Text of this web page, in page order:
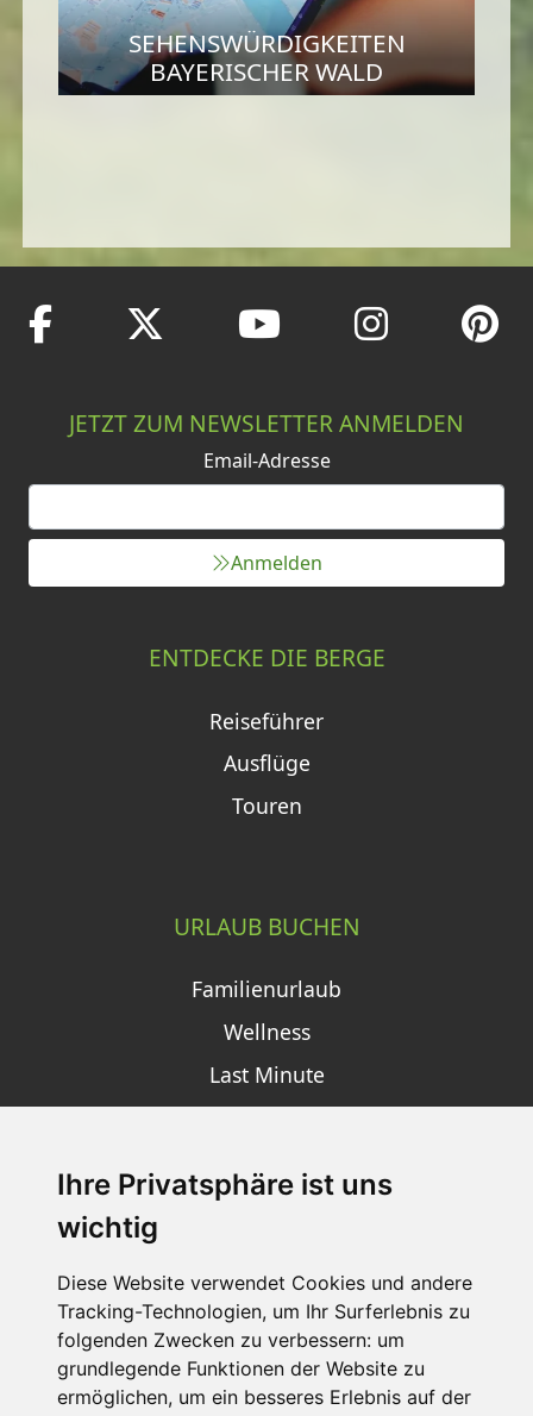
Ihre Privatsphäre ist uns
wichtig
Diese Website verwendet Cookies und andere
Tracking-Technologien, um Ihr Surferlebnis zu
folgenden Zwecken zu verbessern: um
grundlegende Funktionen der Website zu
ermöglichen, um ein besseres Erlebnis auf der
SEHENSWÜRDIGKEITEN
BAYERISCHER WALD
JETZT ZUM NEWSLETTER ANMELDEN
Email-Adresse
Anmelden
ENTDECKE DIE BERGE
Reiseführer
Ausflüge
Touren
URLAUB BUCHEN
Familienurlaub
Wellness
Last Minute
SCHNEEHÖHEN SKI APP
Die Schneehoehen Ski APP für iOS und Android - Ein
Muss für alle Wintersportler und Schneefreaks!